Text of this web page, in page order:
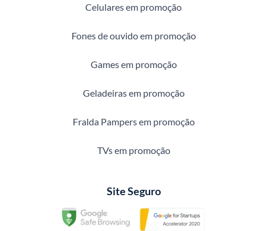
Celulares em promoção
Fones de ouvido em promoção
Games em promoção
Geladeiras em promoção
Fralda Pampers em promoção
TVs em promoção
Site Seguro